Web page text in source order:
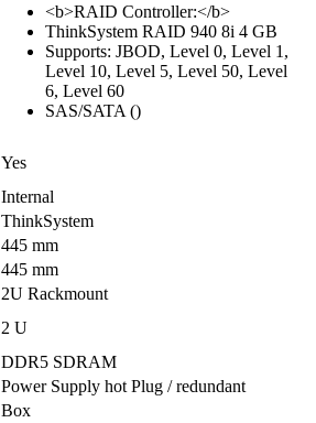
<b>RAID Controller:</b>
ThinkSystem RAID 940 8i 4 GB
Supports: JBOD, Level 0, Level 1,
Level 10, Level 5, Level 50, Level
6, Level 60
SAS/SATA ()
Yes
Internal
ThinkSystem
445 mm
445 mm
2U Rackmount
2 U
DDR5 SDRAM
Power Supply hot Plug / redundant
Box